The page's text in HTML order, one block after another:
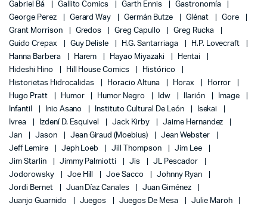
Gabriel Bá
Gallito Comics Garth Ennis
Gastronomía
George Perez
Gerard Way Germán Butze Glénat
Gore
Grant Morrison
Gredos Greg Capullo
Greg Rucka
Guido Crepax
Guy Delisle H.G. Santarriaga
H.P. Lovecraft
Hanna Barbera
Harem Hayao Miyazaki
Hentai
Hideshi Hino
Hill House Comics
Histórico
Historietas Hidrocalidas
Horacio Altuna Horax
Horror
Hugo Pratt
Humor Humor Negro Idw Ilarión
Image
Infantil
Inio Asano Instituto Cultural De León
Isekai
Ivrea
Izdení D. Esquivel Jack Kirby
Jaime Hernandez
Jan
Jason Jean Giraud (Moebius)
Jean Webster
Jeff Lemire
Jeph Loeb Jill Thompson
Jim Lee
Jim Starlin
Jimmy Palmiotti Jis
JL Pescador
Jodorowsky
Joe Hill Joe Sacco
Johnny Ryan
Jordi Bernet
Juan Díaz Canales
Juan Giménez
Juanjo Guarnido
Juegos Juegos De Mesa
Julie Maroh